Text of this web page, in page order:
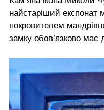
найстаріший
покровителем
замку обов’язково має